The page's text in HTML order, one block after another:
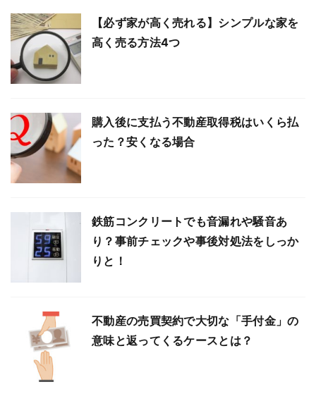
【必ず家が高く売れる】シンプルな家を
高く売る方法4つ
購入後に支払う不動産取得税はいくら払
った？安くなる場合
鉄筋コンクリートでも音漏れや騒音あ
り？事前チェックや事後対処法をしっか
りと！
不動産の売買契約で大切な「手付金」の
意味と返ってくるケースとは？